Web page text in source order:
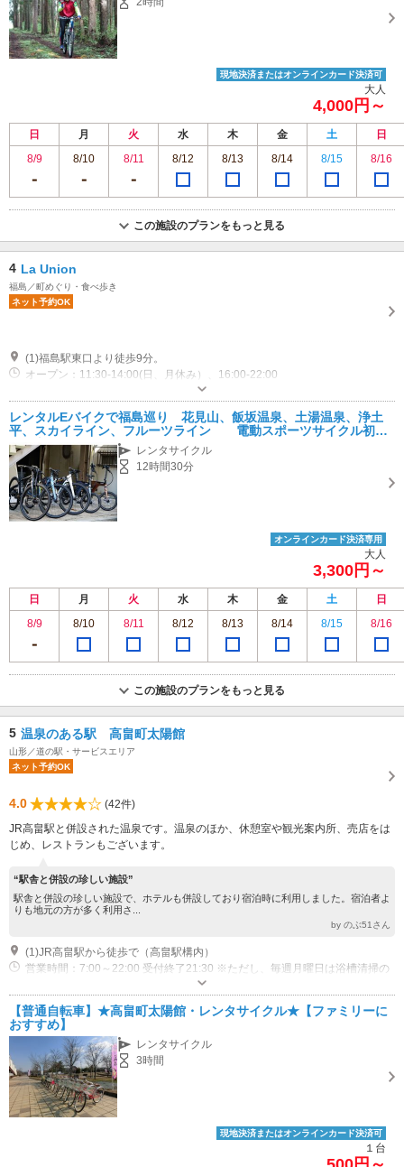
現地決済またはオンラインカード決済可
大人
4,000円～
日 月 火 水 木 金 土
日
8/9
8/10 8/11 8/12 8/13 8/14 8/15 8/16
この施設のプランをもっと見る
4 La Union
福島／町めぐり・食べ歩き
ネット予約OK
(1)福島駅東口より徒歩9分。
オープン：11:30-14:00(日、月休み）、16:00-22:00
レンタルEバイクで福島巡り 花見山、飯坂温泉、土湯温泉、浄土
平、スカイライン、フルーツライン 電動スポーツサイクル初体
験の方にもおすすめ
レンタサイクル
12時間30分
オンラインカード決済専用
大人
3,300円～
日 月 火 水 木 金 土
日
8/9
8/10 8/11 8/12 8/13 8/14 8/15 8/16
この施設のプランをもっと見る
5 温泉のある駅 高畠町太陽館
山形／道の駅・サービスエリア
ネット予約OK
4.0
(42件)
JR高畠駅と併設された温泉です。温泉のほか、休憩室や観光案内所、売店をは
じめ、レストランもございます。
“駅舎と併設の珍しい施設”
駅舎と併設の珍しい施設で、ホテルも併設しており宿泊時に利用しました。宿泊者よ
りも地元の方が多く利用さ...
by のぶ51さん
(1)JR高畠駅から徒歩で（高畠駅構内）
営業時間：7:00～22:00 受付終了21:30 ※ただし、毎週月曜日は浴槽清掃の
ため午後9時で終了 定休日：毎月第2月曜日（祝日の場合はその翌日）
【普通自転車】★高畠町太陽館・レンタサイクル★【ファミリーに
おすすめ】
レンタサイクル
3時間
現地決済またはオンラインカード決済可
１台